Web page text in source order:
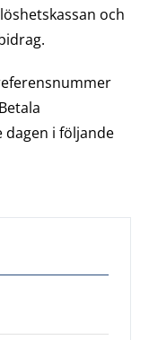
och
dagen i följande